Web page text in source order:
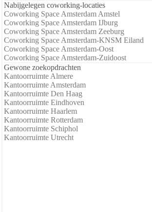
Nabijgelegen coworking-locaties
Coworking Space Amsterdam Amstel
Coworking Space Amsterdam IJburg
Coworking Space Amsterdam Zeeburg
Coworking Space Amsterdam-KNSM Eiland
Coworking Space Amsterdam-Oost
Coworking Space Amsterdam-Zuidoost
Gewone zoekopdrachten
Kantoorruimte Almere
Kantoorruimte Amsterdam
Kantoorruimte Den Haag
Kantoorruimte Eindhoven
Kantoorruimte Haarlem
Kantoorruimte Rotterdam
Kantoorruimte Schiphol
Kantoorruimte Utrecht